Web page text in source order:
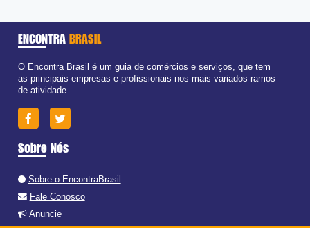
ENCONTRA BRASIL
O Encontra Brasil é um guia de comércios e serviços, que tem
as principais empresas e profissionais nos mais variados ramos
de atividade.
Sobre Nós
Sobre o EncontraBrasil
Fale Conosco
Anuncie